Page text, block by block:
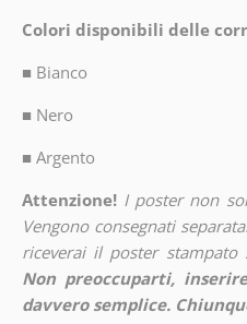
Colori disponibili delle
■ Bianco
■ Nero
■ Argento
Attenzione! I poster non
Vengono consegnati
riceverai il poster stampato
Non preoccuparti,
davvero semplice.